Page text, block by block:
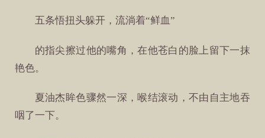
五条悟扭头躲开，流淌着“鲜血”
的指尖擦过他的嘴角，在他苍白的脸上留下一抹
艳色。
夏油杰眸色骤然一深，喉结滚动，不由自主地吞
咽了一下。